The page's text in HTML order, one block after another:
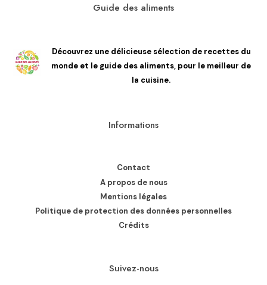
Guide des aliments
Découvrez une délicieuse sélection de recettes du
monde et le guide des aliments, pour le meilleur de
la cuisine.
Informations
Contact
A propos de nous
Mentions légales
Politique de protection des données personnelles
Crédits
Suivez-nous